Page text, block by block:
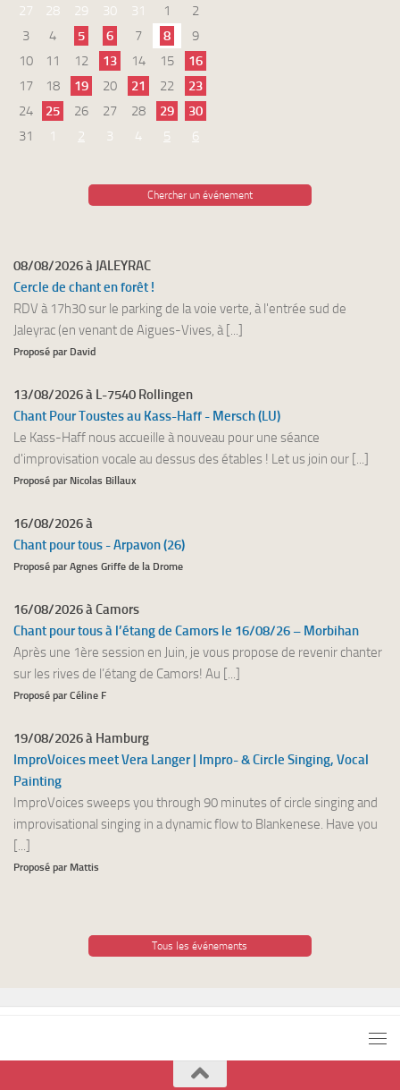
27
28 29 30 31 1
2
3
4 5 6 7 8
9
10
11 12 13 14 15
16
17
18 19 20 21 22
23
24
25 26 27 28 29
30
31
1 2 3 4 5 6
Chercher un événement
08/08/2026 à JALEYRAC
Cercle de chant en forêt !
RDV à 17h30 sur le parking de la voie verte, à l'entrée sud de
Jaleyrac (en venant de Aigues-Vives, à [...]
Proposé par David
13/08/2026 à L-7540 Rollingen
Chant Pour Toustes au Kass-Haff - Mersch (LU)
Le Kass-Haff nous accueille à nouveau pour une séance
d'improvisation vocale au dessus des étables ! Let us join our [...]
Proposé par Nicolas Billaux
16/08/2026 à
Chant pour tous - Arpavon (26)
Proposé par Agnes Griffe de la Drome
16/08/2026 à Camors
Chant pour tous à l’étang de Camors le 16/08/26 – Morbihan
Après une 1ère session en Juin, je vous propose de revenir chanter
sur les rives de l’étang de Camors! Au [...]
Proposé par Céline F
19/08/2026 à Hamburg
ImproVoices meet Vera Langer | Impro- & Circle Singing, Vocal
Painting
ImproVoices sweeps you through 90 minutes of circle singing and
improvisational singing in a dynamic flow to Blankenese. Have you
[...]
Proposé par Mattis
Tous les événements